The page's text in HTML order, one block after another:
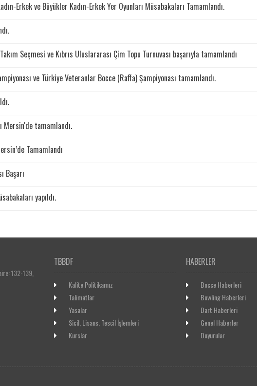
Erkek ve Büyükler Kadın-Erkek Yer Oyunları Müsabakaları Tamamlandı.
Seçmesi ve Kıbrıs Uluslararası Çim Topu Turnuvası başarıyla tamamlandı
ve Türkiye Veteranlar Bocce (Raffa) Şampiyonası tamamlandı.
Mersin'de tamamlandı.
Tamamlandı
Başarı
yapıldı.
132-139,
TBBDF
Kalite Politikamız
Talimatlar
Yasalar
Sicil, Lisans, Tescil İşlemleri
Kurslar
HABERLER
Bocce Haberleri
Bowling Haberleri
Dart Haberleri
Genel Haberler
Duyurular